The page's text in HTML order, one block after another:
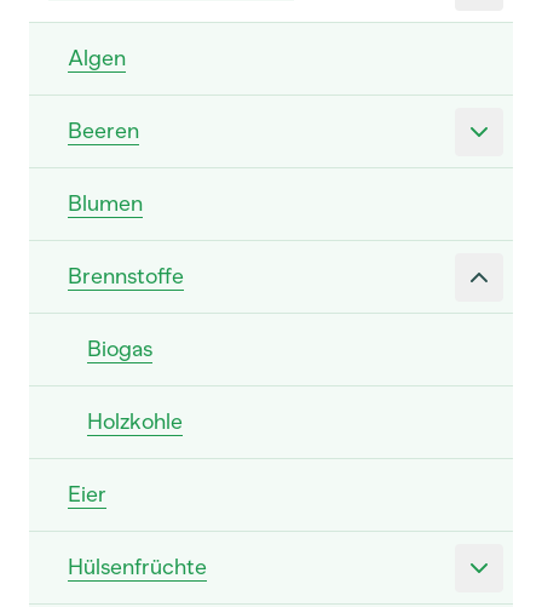
Algen
Beeren
Blumen
Brennstoffe
Biogas
Holzkohle
Eier
Hülsenfrüchte